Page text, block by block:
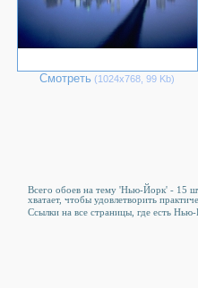
Смотреть (1024х768, 99 Kb)
Всего обоев на тему 'Нью-Йорк' - 15
хватает, чтобы удовлетворить
Ссылки на все страницы, где есть